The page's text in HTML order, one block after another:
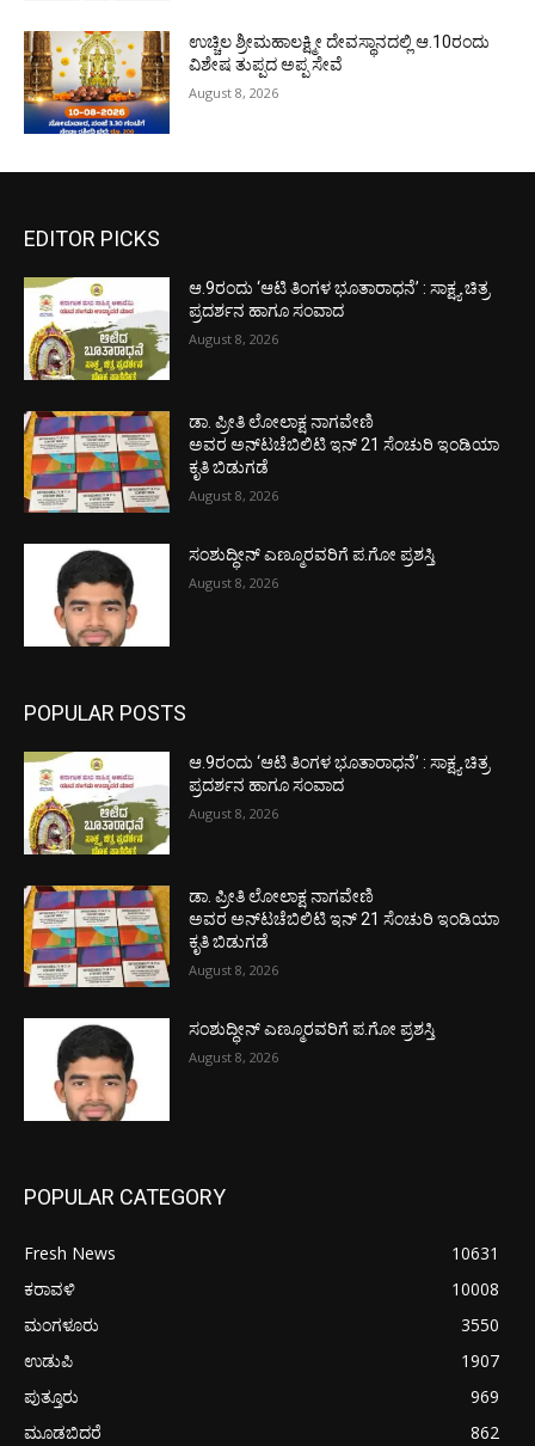
ಉಚ್ಚಿಲ ಶ್ರೀಮಹಾಲಕ್ಷ್ಮೀ ದೇವಸ್ಥಾನದಲ್ಲಿ ಆ.10ರಂದು
ವಿಶೇಷ ತುಪ್ಪದ ಅಪ್ಪ ಸೇವೆ
August 8, 2026
EDITOR PICKS
ಆ.9ರಂದು ‘ಆಟಿ ತಿಂಗಳ ಭೂತಾರಾಧನೆ’ : ಸಾಕ್ಷ್ಯ ಚಿತ್ರ
ಪ್ರದರ್ಶನ ಹಾಗೂ ಸಂವಾದ
August 8, 2026
ಡಾ. ಪ್ರೀತಿ ಲೋಲಾಕ್ಷ ನಾಗವೇಣಿ
ಅವರ ಅನ್‌ಟಚೆಬಿಲಿಟಿ ಇನ್ 21 ಸೆಂಚುರಿ ಇಂಡಿಯಾ
ಕೃತಿ ಬಿಡುಗಡೆ
August 8, 2026
ಸಂಶುದ್ಧೀನ್ ಎಣ್ಮೂರವರಿಗೆ ಪ.ಗೋ ಪ್ರಶಸ್ತಿ
August 8, 2026
POPULAR POSTS
ಆ.9ರಂದು ‘ಆಟಿ ತಿಂಗಳ ಭೂತಾರಾಧನೆ’ : ಸಾಕ್ಷ್ಯ ಚಿತ್ರ
ಪ್ರದರ್ಶನ ಹಾಗೂ ಸಂವಾದ
August 8, 2026
ಡಾ. ಪ್ರೀತಿ ಲೋಲಾಕ್ಷ ನಾಗವೇಣಿ
ಅವರ ಅನ್‌ಟಚೆಬಿಲಿಟಿ ಇನ್ 21 ಸೆಂಚುರಿ ಇಂಡಿಯಾ
ಕೃತಿ ಬಿಡುಗಡೆ
August 8, 2026
ಸಂಶುದ್ಧೀನ್ ಎಣ್ಮೂರವರಿಗೆ ಪ.ಗೋ ಪ್ರಶಸ್ತಿ
August 8, 2026
POPULAR CATEGORY
Fresh News
10631
ಕರಾವಳಿ
10008
ಮಂಗಳೂರು
3550
ಉಡುಪಿ
1907
ಪುತ್ತೂರು
969
ಮೂಡಬಿದರೆ
862